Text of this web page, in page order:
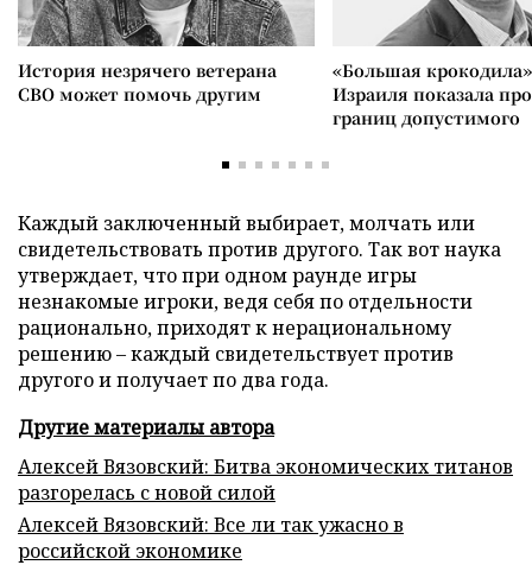
История незрячего ветерана
СВО может помочь другим
«Большая
Израиля показала
границ допустимого
Каждый заключенный выбирает, молчать или
свидетельствовать против другого. Так вот наука
утверждает, что при одном раунде игры
незнакомые игроки, ведя себя по отдельности
рационально, приходят к нерациональному
решению – каждый свидетельствует против
другого и получает по два года.
Другие материалы автора
Алексей Вязовский: Битва экономических титанов
разгорелась с новой силой
Алексей Вязовский: Все ли так ужасно в
российской экономике